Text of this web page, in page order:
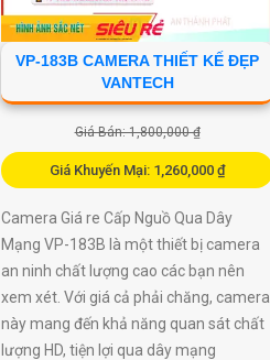
VP-183B CAMERA THIẾT KẾ ĐẸP
VANTECH
Giá Bán: 1,800,000 ₫
Giá Khuyến Mại: 1,260,000 ₫
Camera Giá re Cấp Nguồ Qua Dây
Mạng VP-183B là một thiết bị camera
an ninh chất lượng cao các bạn nên
xem xét. Với giá cả phải chăng, camera
này mang đến khả năng quan sát chất
lượng HD, tiện lợi qua dây mạng